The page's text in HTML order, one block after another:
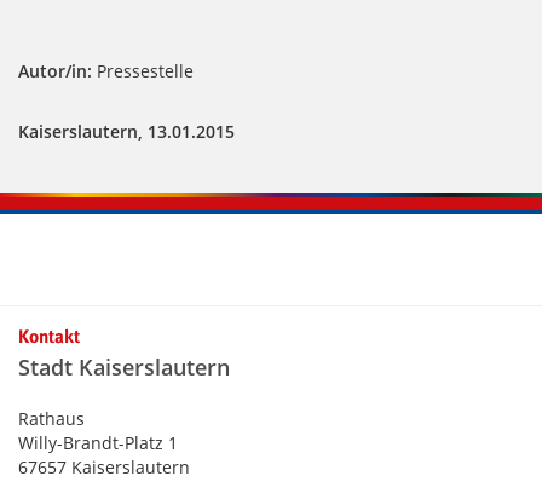
Autor/in: Pressestelle
Kaiserslautern, 13.01.2015
Kontakt
Stadt Kaiserslautern
Rathaus
Willy-Brandt-Platz 1
67657 Kaiserslautern